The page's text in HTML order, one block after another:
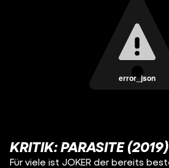
error_json
KRITIK: PARASITE (2019)